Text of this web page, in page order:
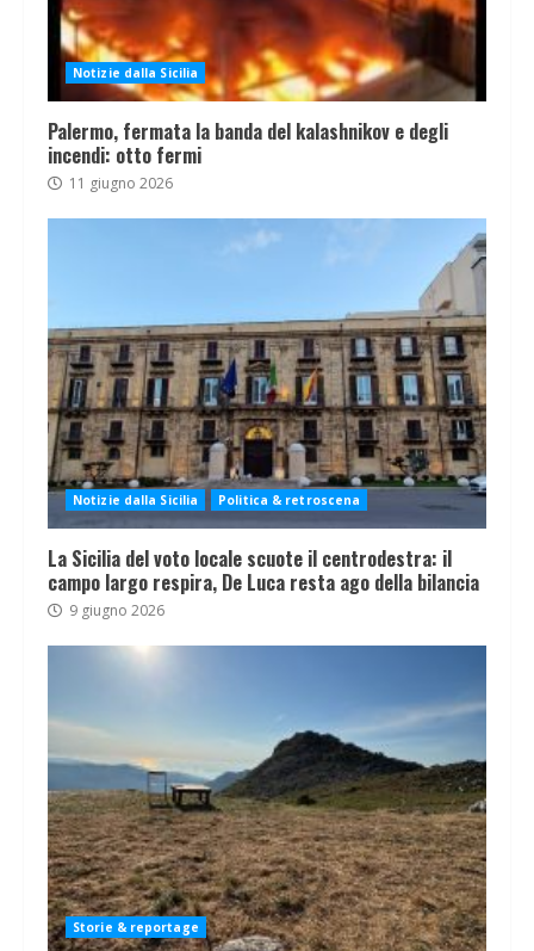
Notizie dalla Sicilia
Palermo, fermata la banda del kalashnikov e degli
incendi: otto fermi
11 giugno 2026
Notizie dalla Sicilia Politica & retroscena
La Sicilia del voto locale scuote il centrodestra: il
campo largo respira, De Luca resta ago della bilancia
9 giugno 2026
Storie & reportage